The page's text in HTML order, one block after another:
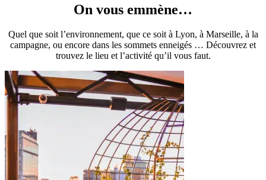
On vous emmène…
Quel que soit l’environnement, que ce soit à Lyon, à Marseille, à la
campagne, ou encore dans les sommets enneigés … Découvrez et
trouvez le lieu et l’activité qu’il vous faut.